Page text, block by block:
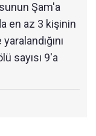
TEP
Şam'a
en az 3 kişinin
sayısı 9'a